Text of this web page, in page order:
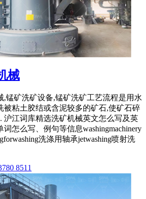
械
,锰矿洗矿设备,锰矿洗矿工艺流程是用水
被粘土胶结或含泥较多的矿石,使矿石碎
沪江词库精选洗矿机械英文怎么写及英
怎么写、例句等信息washingmachinery
洗涤用轴承jetwashing喷射洗
8511